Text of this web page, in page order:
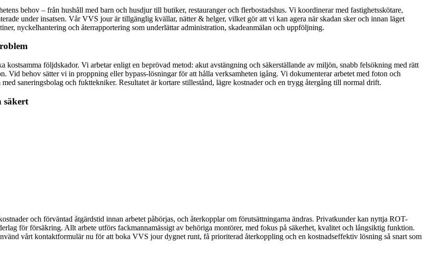
behov – från hushåll med barn och husdjur till butiker, restauranger och flerbostadshus. Vi koordinerar med fastighetsskötare,
under insatsen. Vår VVS jour är tillgänglig kvällar, nätter & helger, vilket gör att vi kan agera när skadan sker och innan läget
nyckelhantering och återrapportering som underlättar administration, skadeanmälan och uppföljning.
kostsamma följdskador. Vi arbetar enligt en beprövad metod: akut avstängning och säkerställande av miljön, snabb felsökning med rätt
Vid behov sätter vi in proppning eller bypass-lösningar för att hålla verksamheten igång. Vi dokumenterar arbetet med foton och
saneringsbolag och fukttekniker. Resultatet är kortare stillestånd, lägre kostnader och en trygg återgång till normal drift.
säkert
och förväntad åtgärdstid innan arbetet påbörjas, och återkopplar om förutsättningarna ändras. Privatkunder kan nyttja ROT-
för försäkring. Allt arbete utförs fackmannamässigt av behöriga montörer, med fokus på säkerhet, kvalitet och långsiktig funktion.
vårt kontaktformulär nu för att boka VVS jour dygnet runt, få prioriterad återkoppling och en kostnadseffektiv lösning så snart som